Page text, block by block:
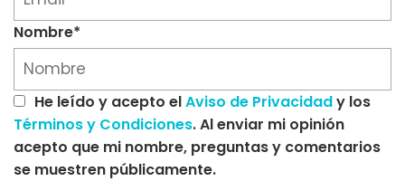
Nombre*
He leído y acepto elAviso de Privacidady los
Términos y Condiciones. Al enviar mi opinión
acepto que mi nombre, preguntas y comentarios
se muestren públicamente.